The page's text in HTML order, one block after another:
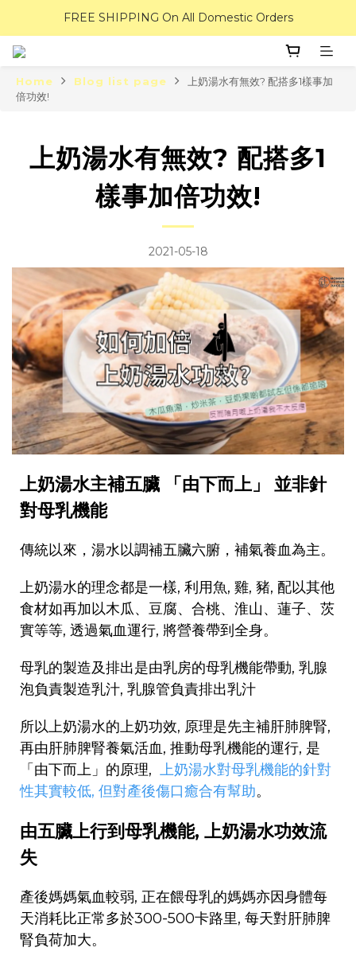
FREE SHIPPING On All Domestic Orders
Home Blog list page
上奶湯水有無效? 配搭多1樣事加
倍功效!
上奶湯水有無效? 配搭多1
樣事加倍功效!
2021-05-18
上奶湯水主補五臟
「由下而上」 並非針
對母乳機能
傳統以來，湯水以調補五臟六腑，補氣養血為主。
上奶湯水的理念都是一樣, 利用魚, 雞, 豬, 配以其他
食材如再加以木瓜、豆腐、合桃、淮山、蓮子、茨
實等等, 透過氣血運行, 將營養帶到全身。
母乳的製造及排出是由乳房的母乳機能帶動, 乳腺
泡負責製造乳汁, 乳腺管負責排出乳汁
所以上奶湯水的上奶功效, 原理是先主補肝肺脾腎,
再由肝肺脾腎養氣活血, 推動母乳機能的運行, 是
「由下而上」的原理, 上奶湯水對母乳機能的針對
性其實較低, 但對產後傷口癒合有幫助。
由五臟上行到母乳機能, 上奶湯水功效流
失
產後媽媽氣血較弱, 正在餵母乳的媽媽亦因身體每
天消耗比正常多於300-500卡路里, 每天對肝肺脾
腎負荷加大。